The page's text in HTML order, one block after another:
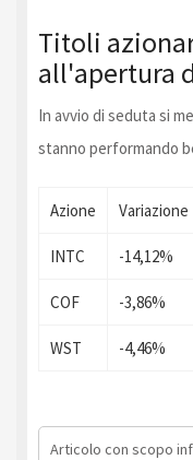
Titoli
all'apertura
In avvio di seduta si
stanno performando
Azione Variazione
INTC -14,12%
COF -3,86%
WST -4,46%
Articolo con scopo